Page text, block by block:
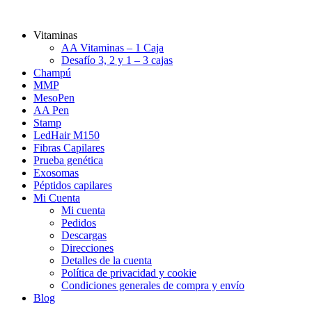
Vitaminas
AA Vitaminas – 1 Caja
Desafío 3, 2 y 1 – 3 cajas
Champú
MMP
MesoPen
AA Pen
Stamp
LedHair M150
Fibras Capilares
Prueba genética
Exosomas
Péptidos capilares
Mi Cuenta
Mi cuenta
Pedidos
Descargas
Direcciones
Detalles de la cuenta
Política de privacidad y cookie
Condiciones generales de compra y envío
Blog